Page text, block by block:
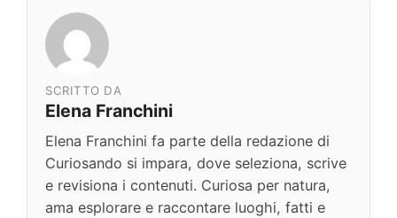
SCRITTO DA
Elena Franchini
Elena Franchini fa parte della redazione di
Curiosando si impara, dove seleziona, scrive
e revisiona i contenuti. Curiosa per natura,
ama esplorare e raccontare luoghi, fatti e